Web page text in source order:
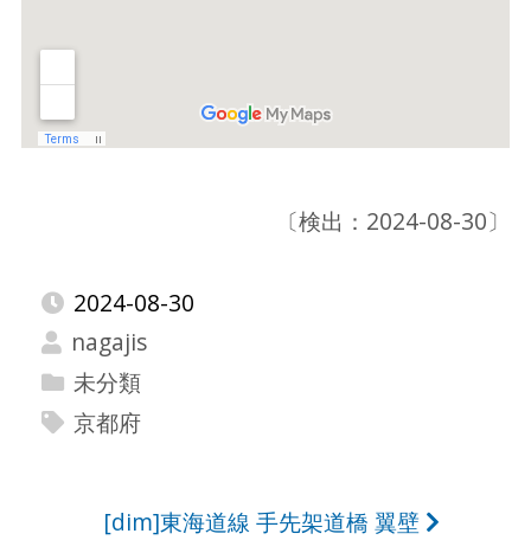
〔検出：2024-08-30〕
2024-08-30
nagajis
未分類
京都府
[dim]東海道線 手先架道橋 翼壁